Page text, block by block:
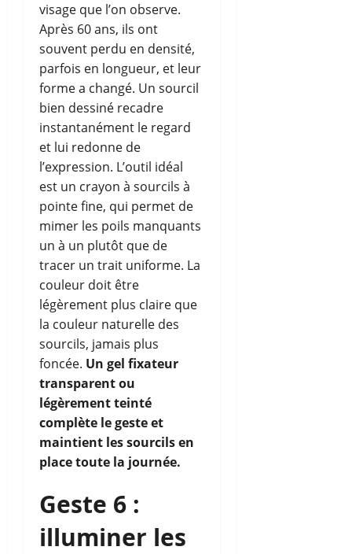
visage que l’on observe.
Après 60 ans, ils ont
souvent perdu en densité,
parfois en longueur, et leur
forme a changé. Un sourcil
bien dessiné recadre
instantanément le regard
et lui redonne de
l’expression. L’outil idéal
est un crayon à sourcils à
pointe fine, qui permet de
mimer les poils manquants
un à un plutôt que de
tracer un trait uniforme. La
couleur doit être
légèrement plus claire que
la couleur naturelle des
sourcils, jamais plus
foncée. Un gel fixateur
transparent ou
légèrement teinté
complète le geste et
maintient les sourcils en
place toute la journée.
Geste 6 :
illuminer les